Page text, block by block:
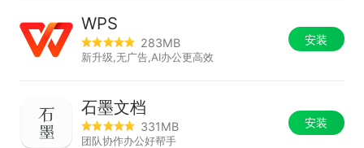
WPS
283MB
新升级,无广告,AI办公更高效
安装
石墨文档
331MB
团队协作办公好帮手
安装